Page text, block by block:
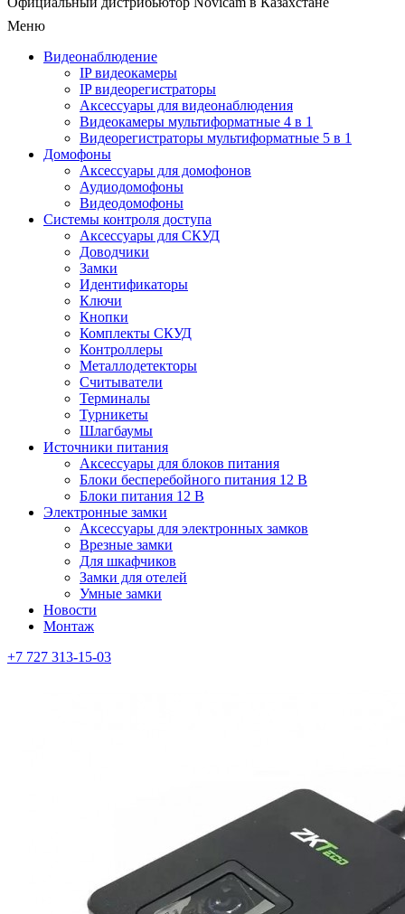
Меню
Видеонаблюдение
IP видеокамеры
IP видеорегистраторы
Аксессуары для видеонаблюдения
Видеокамеры мультиформатные 4 в 1
Видеорегистраторы мультиформатные 5 в 1
Домофоны
Аксессуары для домофонов
Аудиодомофоны
Видеодомофоны
Системы контроля доступа
Аксессуары для СКУД
Доводчики
Замки
Идентификаторы
Ключи
Кнопки
Комплекты СКУД
Контроллеры
Металлодетекторы
Считыватели
Терминалы
Турникеты
Шлагбаумы
Источники питания
Аксессуары для блоков питания
Блоки бесперебойного питания 12 В
Блоки питания 12 В
Электронные замки
Аксессуары для электронных замков
Врезные замки
Для шкафчиков
Замки для отелей
Умные замки
Новости
Монтаж
+7 727 313-15-03